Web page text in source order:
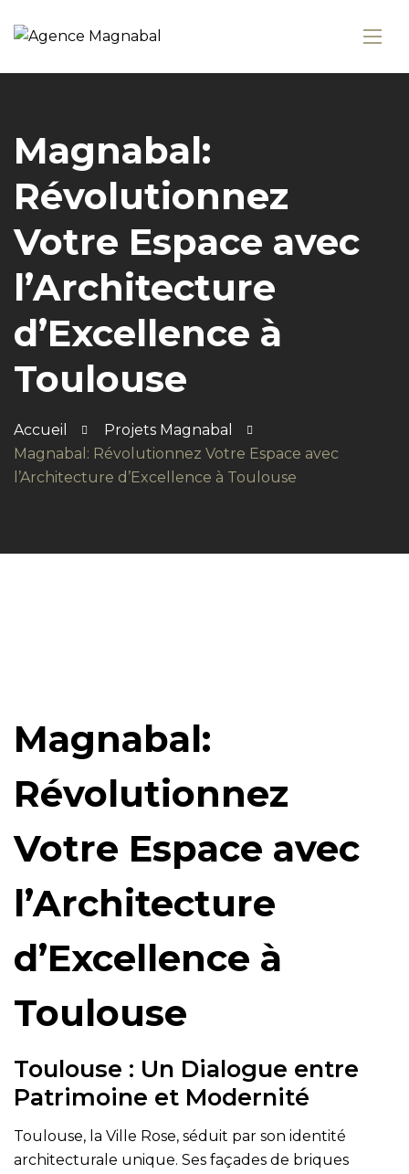
Magnabal:
Révolutionnez
Votre Espace avec
l’Architecture
d’Excellence à
Toulouse
Accueil
Projets Magnabal
Magnabal: Révolutionnez Votre Espace avec
l’Architecture d’Excellence à Toulouse
Magnabal:
Révolutionnez
Votre Espace avec
l’Architecture
d’Excellence à
Toulouse
Toulouse : Un Dialogue entre
Patrimoine et Modernité
Toulouse, la Ville Rose, séduit par son identité
architecturale unique. Ses façades de briques